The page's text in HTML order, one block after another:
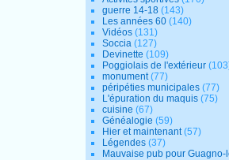
guerre 14-18 (143)
Les années 60 (140)
Vidéos (131)
Soccia (127)
Devinette (109)
Poggiolais de l'extérieur
monument(77)
péripéties municipales (77)
L'épuration du maquis (75)
cuisine (67)
Généalogie (59)
Hier et maintenant(57)
Légendes (37)
Mauvaise pub pour Guagno-